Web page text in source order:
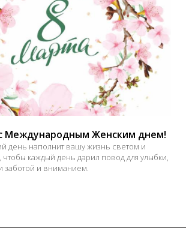
Международным Женским днем!
день наполнит вашу жизнь светом и
каждый день дарил повод для улыбки,
заботой и вниманием.